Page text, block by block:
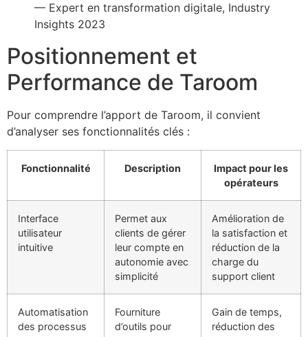
— Expert en transformation digitale, Industry
Insights 2023
Positionnement et
Performance de Taroom
Pour comprendre l’apport de Taroom, il convient
d’analyser ses fonctionnalités clés :
Fonctionnalité Description
Impact pour les
opérateurs
Interface
utilisateur
intuitive
Permet aux
clients de gérer
leur compte en
autonomie avec
simplicité
Amélioration de
la satisfaction et
réduction de la
charge du
support client
Automatisation
des processus
Fourniture
d’outils pour
Gain de temps,
réduction des